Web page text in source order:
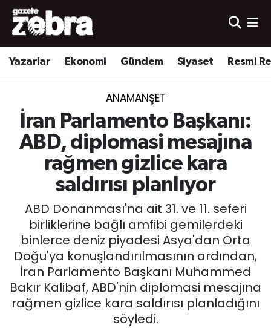
Yazarlar Ekonomi Gündem Siyaset Resmi
ANAMANŞET
İran Parlamento Başkanı:
ABD, diplomasi mesajına
rağmen gizlice kara
saldırısı planlıyor
ABD Donanması'na ait 31. ve 11. seferi
birliklerine bağlı amfibi gemilerdeki
binlerce deniz piyadesi Asya'dan Orta
Doğu'ya konuşlandırılmasının ardından,
İran Parlamento Başkanı Muhammed
Bakır Kalibaf, ABD'nin diplomasi mesajına
rağmen gizlice kara saldırısı planladığını
söyledi.
Yazarlar
Ekonomi
Yerel
Spor
Nöbetçi Eczaneler
Hava Durumu
Süper Lig Puan Durumu ve Fikstür
Tüm Manşetler
Son Dakika Haberleri
Haber Arşivi